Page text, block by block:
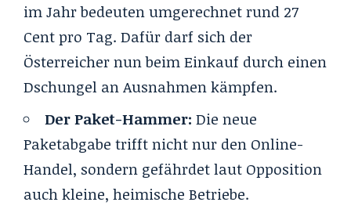
im Jahr bedeuten umgerechnet rund 27
Cent pro Tag. Dafür darf sich der
Österreicher nun beim Einkauf durch einen
Dschungel an Ausnahmen kämpfen.
Der Paket-Hammer: Die neue
Paketabgabe trifft nicht nur den Online-
Handel, sondern gefährdet laut Opposition
auch kleine, heimische Betriebe.